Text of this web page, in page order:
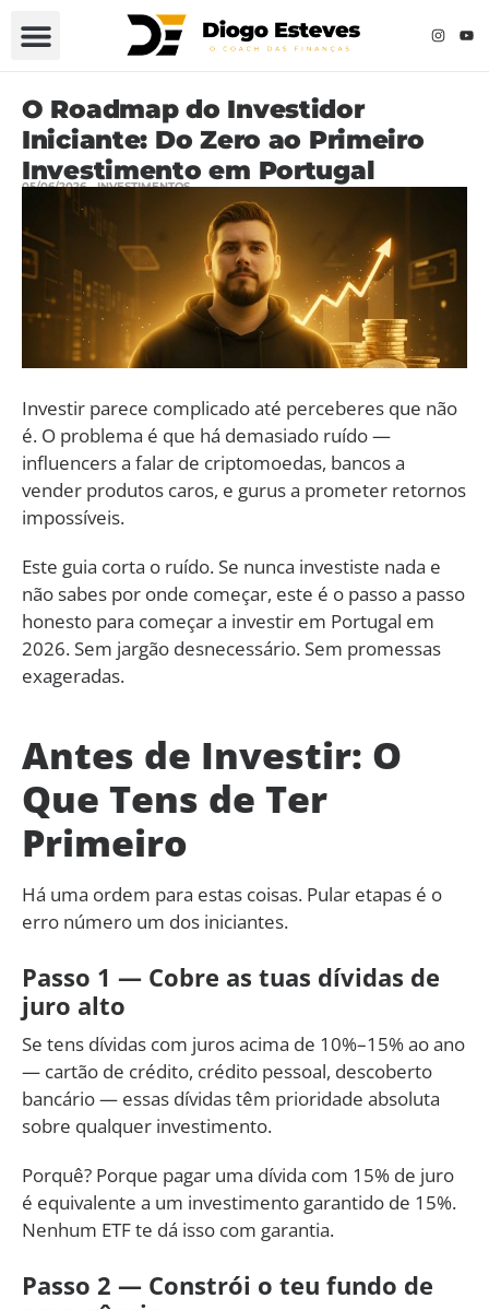
O Roadmap do Investidor
Iniciante: Do Zero ao Primeiro
Investimento em Portugal
05/06/2026 INVESTIMENTOS
Investir parece complicado até perceberes que não
é. O problema é que há demasiado ruído —
influencers a falar de criptomoedas, bancos a
vender produtos caros, e gurus a prometer retornos
impossíveis.
Este guia corta o ruído. Se nunca investiste nada e
não sabes por onde começar, este é o passo a passo
honesto para começar a investir em Portugal em
2026. Sem jargão desnecessário. Sem promessas
exageradas.
Antes de Investir: O
Que Tens de Ter
Primeiro
Há uma ordem para estas coisas. Pular etapas é o
erro número um dos iniciantes.
Passo 1 — Cobre as tuas dívidas de
juro alto
Se tens dívidas com juros acima de 10%–15% ao ano
— cartão de crédito, crédito pessoal, descoberto
bancário — essas dívidas têm prioridade absoluta
sobre qualquer investimento.
Porquê? Porque pagar uma dívida com 15% de juro
é equivalente a um investimento garantido de 15%.
Nenhum ETF te dá isso com garantia.
Passo 2 — Constrói o teu fundo de